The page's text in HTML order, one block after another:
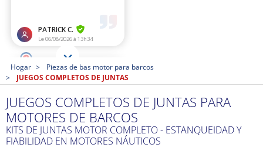
Hogar
Piezas de bas motor para barcos
JUEGOS COMPLETOS DE JUNTAS
JUEGOS COMPLETOS DE JUNTAS PARA
MOTORES DE BARCOS
KITS DE JUNTAS MOTOR COMPLETO - ESTANQUEIDAD Y
FIABILIDAD EN MOTORES NÁUTICOS